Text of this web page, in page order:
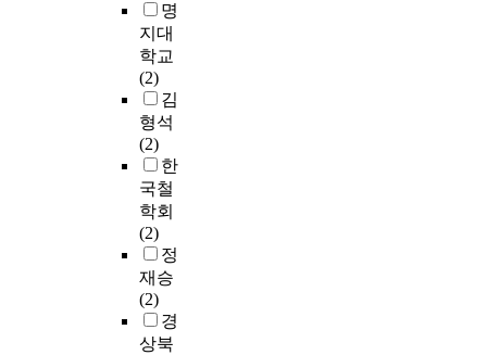
명
지대
학교
(2)
김
형석
(2)
한
국철
학회
(2)
정
재승
(2)
경
상북